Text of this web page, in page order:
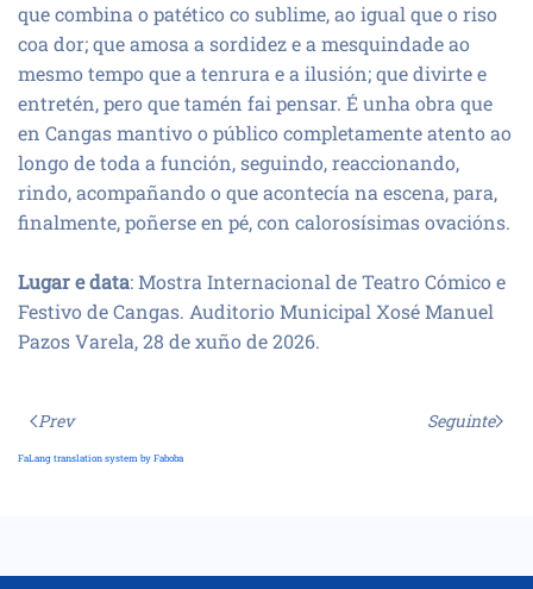
que combina o patético co sublime, ao igual que o riso
coa dor; que amosa a sordidez e a mesquindade ao
mesmo tempo que a tenrura e a ilusión; que divirte e
entretén, pero que tamén fai pensar. É unha obra que
en Cangas mantivo o público completamente atento ao
longo de toda a función, seguindo, reaccionando,
rindo, acompañando o que acontecía na escena, para,
finalmente, poñerse en pé, con calorosísimas ovacións.
Lugar e data: Mostra Internacional de Teatro Cómico e
Festivo de Cangas. Auditorio Municipal Xosé Manuel
Pazos Varela, 28 de xuño de 2026.
Prev Seguinte
FaLang translation system by Faboba